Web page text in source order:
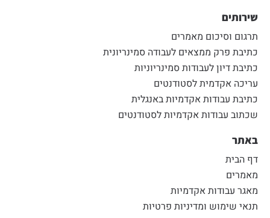
שירותים
תרגום וסיכום מאמרים
כתיבת פרק ממצאים לעבודה סמינריונית
כתיבת דיון לעבודות סמינריוניות
עריכה אקדמית לסטודנטים
כתיבת עבודות אקדמיות באנגלית
שכתוב עבודות אקדמיות לסטודנטים
באתר
דף הבית
מאמרים
מאגר עבודות אקדמיות
תנאי שימוש ומדיניות פרטיות